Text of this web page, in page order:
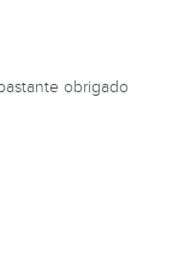
obrigado